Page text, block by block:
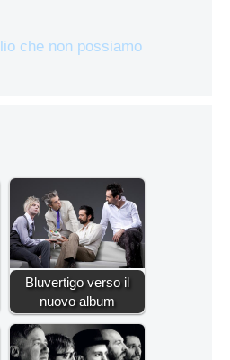
che non possiamo
Bluvertigo verso il
nuovo album